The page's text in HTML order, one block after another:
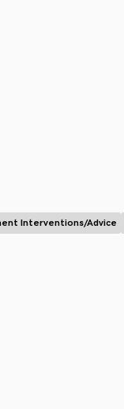
Interventions/Advice